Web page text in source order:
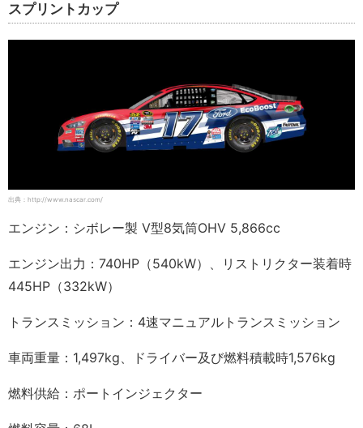
スプリントカップ
出典：http://www.nascar.com/
エンジン：シボレー製 V型8気筒OHV 5,866cc
エンジン出力：740HP（540kW）、リストリクター装着時
445HP（332kW）
トランスミッション：4速マニュアルトランスミッション
車両重量：1,497kg、ドライバー及び燃料積載時1,576kg
燃料供給：ポートインジェクター